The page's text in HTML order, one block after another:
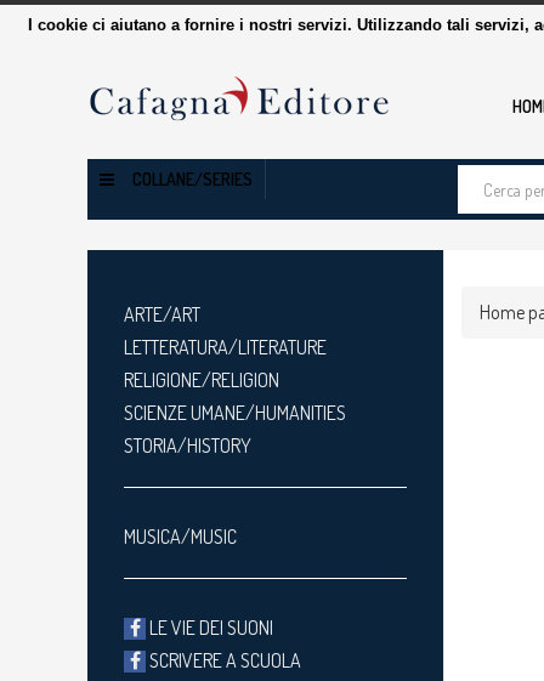
COLLANE/SERIES
Cerca
tra
Home
ARTE/ART
LETTERATURA/LITERATURE
RELIGIONE/RELIGION
SCIENZE UMANE/HUMANITIES
STORIA/HISTORY
MUSICA/MUSIC
LE VIE DEI SUONI
SCRIVERE A SCUOLA
I cookie ci aiutano a fornire i nostri servizi. Utilizzando tali